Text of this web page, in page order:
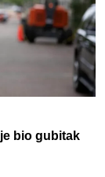
bio gubitak